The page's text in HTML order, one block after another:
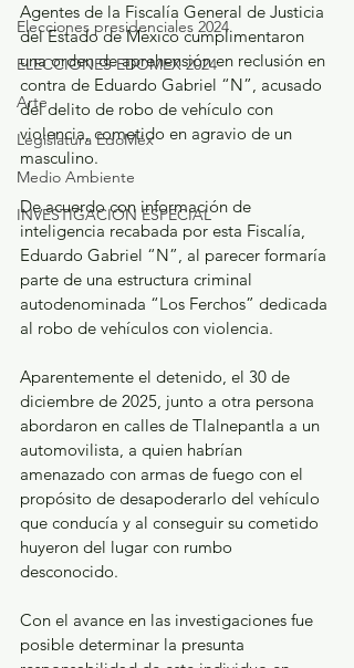
Elecciones presidenciales 2024
ELECCIONES EDOMEX 2024
Arte
Legislatura EdoMéx
Medio Ambiente
INVESTIGACIÓN ESPECIAL
Agentes de la Fiscalía General de Justicia
del Estado de México cumplimentaron
una orden de aprehensión en reclusión en
contra de Eduardo Gabriel “N”, acusado
del delito de robo de vehículo con
violencia, cometido en agravio de un
masculino.
De acuerdo con información de
inteligencia recabada por esta Fiscalía,
Eduardo Gabriel “N”, al parecer formaría
parte de una estructura criminal
autodenominada “Los Ferchos” dedicada
al robo de vehículos con violencia.
Aparentemente el detenido, el 30 de
diciembre de 2025, junto a otra persona
abordaron en calles de Tlalnepantla a un
automovilista, a quien habrían
amenazado con armas de fuego con el
propósito de desapoderarlo del vehículo
que conducía y al conseguir su cometido
huyeron del lugar con rumbo
desconocido.
Con el avance en las investigaciones fue
posible determinar la presunta